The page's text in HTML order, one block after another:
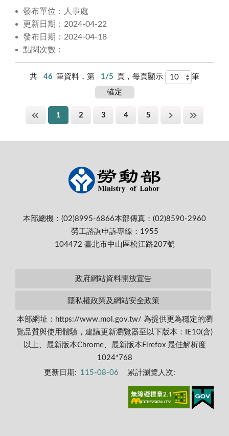
發布單位：人事處
更新日期：2024-04-22
發布日期：2024-04-18
點閱次數：
共 46 筆資料，第 1/5 頁，每頁顯示 筆
1 2 3 4 5
本部總機：(02)8995-6866本部傳真：(02)8590-2960
勞工諮詢申訴專線：1955
104472 臺北市中山區松江路207號
政府網站資料開放宣告
隱私權政策及網站安全政策
本部網址：https://www.mol.gov.tw/ 為提供更為穩定的瀏
覽品質與使用體驗，建議更新瀏覽器至以下版本：IE10(含)
以上、最新版本Chrome、最新版本Firefox 最佳解析度
1024*768
更新日期: 115-08-06 累計瀏覽人次: